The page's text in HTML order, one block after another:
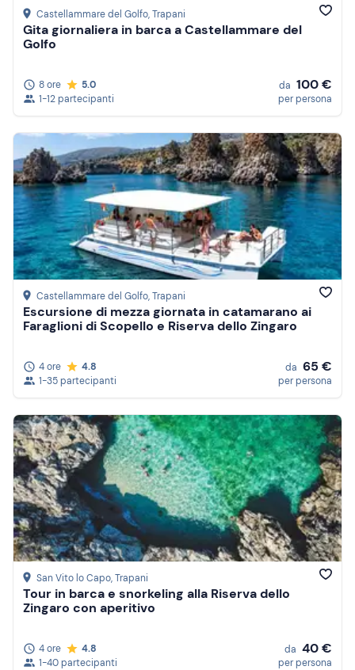
Castellammare del Golfo, Trapani
Gita giornaliera in barca a Castellammare del
Golfo
8 ore
5.0
1-12 partecipanti
da 100 €
per persona
Castellammare del Golfo, Trapani
Escursione di mezza giornata in catamarano ai
Faraglioni di Scopello e Riserva dello Zingaro
4 ore
4.8
1-35 partecipanti
da 65 €
per persona
San Vito lo Capo, Trapani
Tour in barca e snorkeling alla Riserva dello
Zingaro con aperitivo
4 ore
4.8
1-40 partecipanti
da 40 €
per persona